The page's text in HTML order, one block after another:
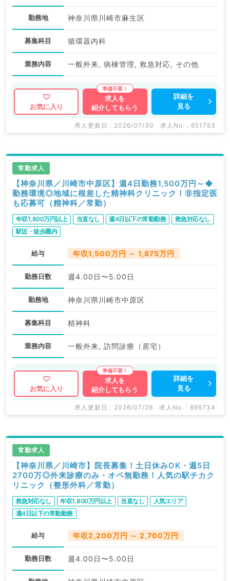
勤務地 神奈川県川崎市麻生区
募集科目 循環器内科
業務内容 一般外来, 病棟管理, 救急対応, その他
お気に入り
求人を
紹介してもらう
詳細を
見る
求人更新日 : 2026/07/30 求人No. : 651753
常勤求人
【神奈川県／川崎市中原区】週4日勤務1,500万円～◆
勤務環境◎地域に根差した精神科クリニック！非指定医
も応募可（精神科／常勤）
年収1,800万円以上 当直なし 週4日以下の常勤勤務
救急対応なし
駅近・徒歩圏内
給与 年収1,500万円 ～ 1,875万円
勤務日数 週4.00日〜5.00日
勤務地 神奈川県川崎市中原区
募集科目 精神科
業務内容 一般外来, 訪問診療（居宅）
お気に入り
求人を
紹介してもらう
詳細を
見る
求人更新日 : 2026/07/29 求人No. : 895734
常勤求人
【神奈川県／川崎市】院長募集！土日休みOK・週5日
2700万◎外来診療のみ・オペ無勤務！人気の駅チカク
リニック（整形外科／常勤）
救急対応なし 年収1,800万円以上 当直なし
人気エリア
週4日以下の常勤勤務
給与 年収2,200万円 ～ 2,700万円
勤務日数 週4.00日〜5.00日